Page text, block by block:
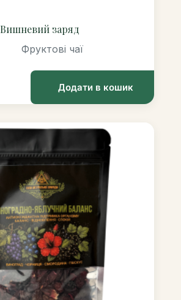
Вишневий заряд
Фруктові чаї
Додати в кошик